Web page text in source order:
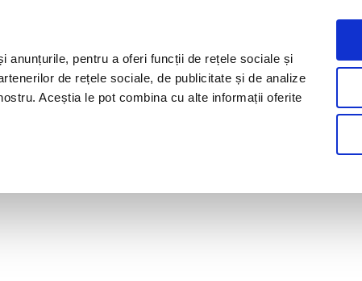
anunțurile, pentru a oferi funcții de rețele sociale și
de rețele sociale, de publicitate și de analize
Aceștia le pot combina cu alte informații oferite